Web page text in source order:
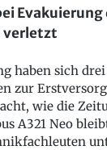
Evakuierung
verletzt
haben sich
zur
wie die
A321 Neo